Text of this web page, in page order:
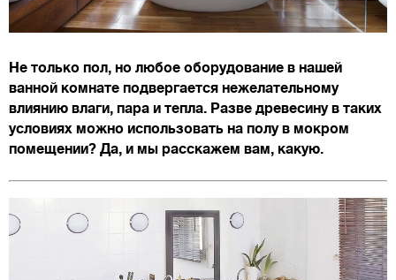
Не только пол, но любое оборудование в нашей
ванной комнате подвергается нежелательному
влиянию влаги, пара и тепла. Разве древесину в таких
условиях можно использовать на полу в мокром
помещении? Да, и мы расскажем вам, какую.